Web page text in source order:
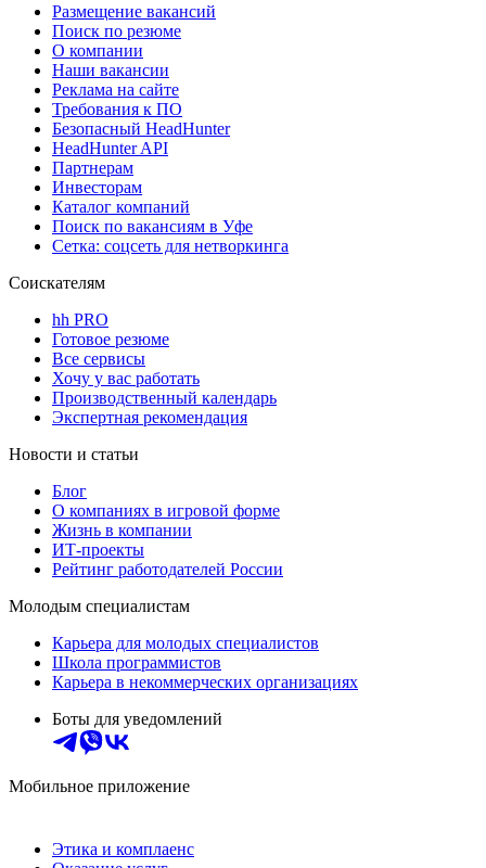
Размещение вакансий
Поиск по резюме
О компании
Наши вакансии
Реклама на сайте
Требования к ПО
Безопасный HeadHunter
HeadHunter API
Партнерам
Инвесторам
Каталог компаний
Поиск по вакансиям в Уфе
Сетка: соцсеть для нетворкинга
Соискателям
hh PRO
Готовое резюме
Все сервисы
Хочу у вас работать
Производственный календарь
Экспертная рекомендация
Новости и статьи
Блог
О компаниях в игровой форме
Жизнь в компании
ИТ-проекты
Рейтинг работодателей России
Молодым специалистам
Карьера для молодых специалистов
Школа программистов
Карьера в некоммерческих организациях
Боты для уведомлений
Мобильное приложение
Этика и комплаенс